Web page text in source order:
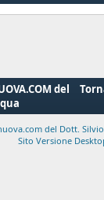
del
del Dott.
Sito Versione